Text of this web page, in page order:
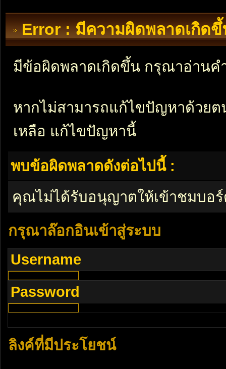
Error : มีความผิดพลาดเกิดขึ้
มีข้อผิดพลาดเกิดขึ้น กรุณาอ่านค
หากไม่สามารถแก้ไขปัญหาด้วย
เหลือ แก้ไขปัญหานี้
พบข้อผิดพลาดดังต่อไปนี้ :
คุณไม่ได้รับอนุญาตให้เข้าชมบอ
กรุณาล๊อกอินเข้าสู่ระบบ
Username
Password
ลิงค์ที่มีประโยชน์